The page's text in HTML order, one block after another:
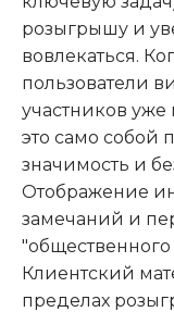
розыгрышу и
вовлекаться.
пользователи
участников
это само
значимость и
Отображение
замечаний и
Клиентский
пределах